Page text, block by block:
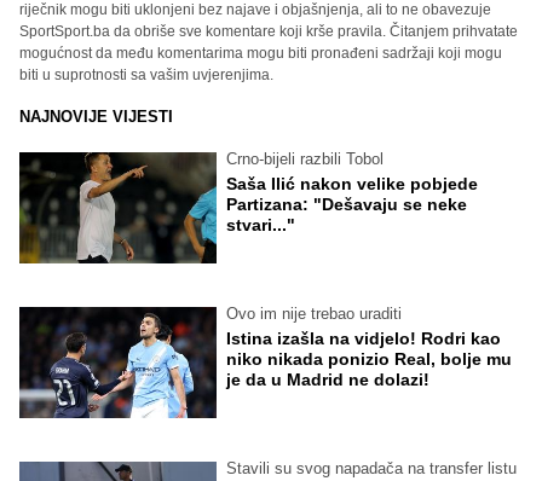
riječnik mogu biti uklonjeni bez najave i objašnjenja, ali to ne obavezuje
SportSport.ba da obriše sve komentare koji krše pravila. Čitanjem prihvatate
mogućnost da među komentarima mogu biti pronađeni sadržaji koji mogu
biti u suprotnosti sa vašim uvjerenjima.
NAJNOVIJE VIJESTI
Crno-bijeli razbili Tobol
Saša Ilić nakon velike pobjede
Partizana: "Dešavaju se neke
stvari..."
Ovo im nije trebao uraditi
Istina izašla na vidjelo! Rodri kao
niko nikada ponizio Real, bolje mu
je da u Madrid ne dolazi!
Stavili su svog napadača na transfer listu